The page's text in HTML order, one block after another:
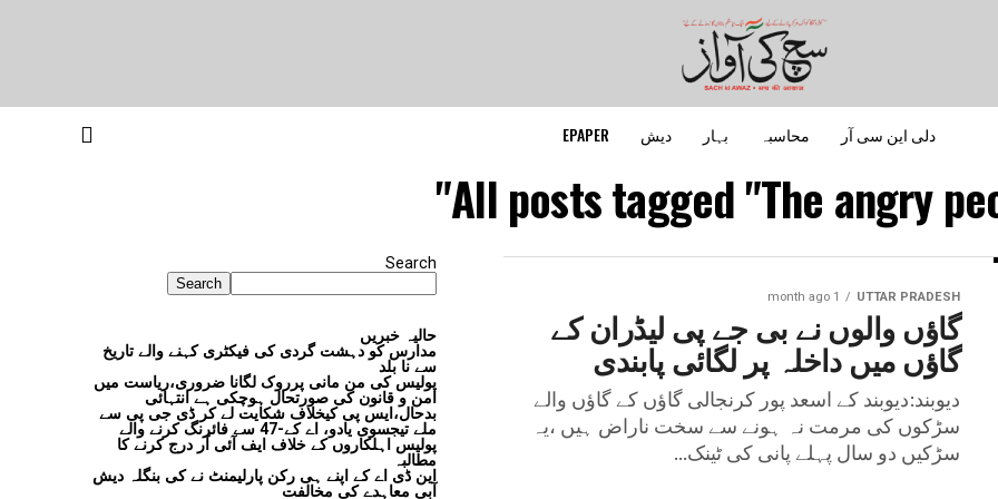
دلی این سی آر محاسبہ بہار دیش EPAPER
All posts tagged "The angry
UTTAR PRADESH
1 month ago
گاؤں والوں نے بی جے پی لیڈران کے
گاؤں میں داخلہ پر لگائی پابندی
دیوبند:دیوبند کے اسعد پور کرنجالی گاؤں کے گاؤں والے
سڑکوں کی مرمت نہ ہونے سے سخت ناراض ہیں ،یہ
سڑکیں دو سال پہلے پانی کی ٹینک...
Search
Search
حالیہ خبریں
مدارس کو دہشت گردی کی فیکٹری کہنے والے تاریخ
سے نا بلد
پولیس کی من مانی پرروک لگانا ضروری،ریاست میں
امن و قانون کی صورتحال ہوچکی ہے انتہائی
بدحال،ایس پی کیخلاف شکایت لے کر ڈی جی پی سے
ملے تیجسوی یادو، اے کے-47 سے فائرنگ کرنے والے
پولیس اہلکاروں کے خلاف ایف آئی آر درج کرنے کا
مطالبہ
این ڈی اے کے اپنے ہی رکن پارلیمنٹ نے کی بنگلہ دیش
آبی معاہدے کی مخالفت